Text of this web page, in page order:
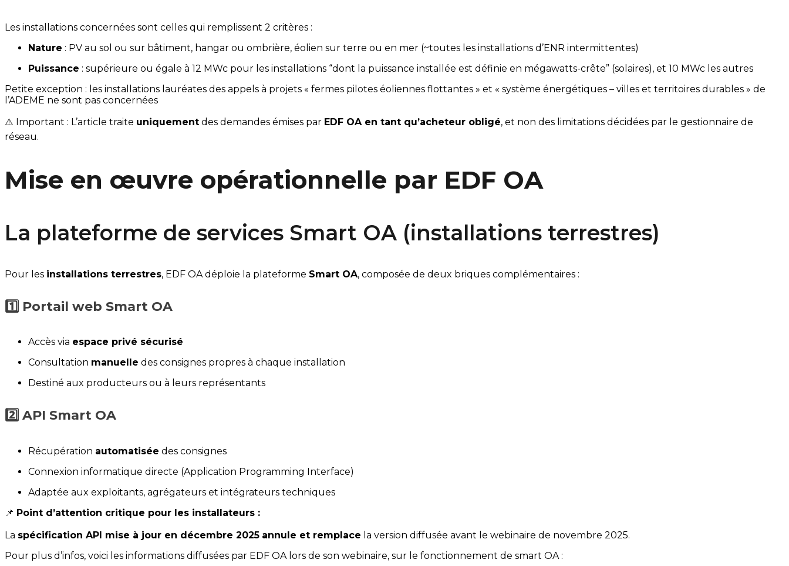
Les installations concernées sont celles qui remplissent 2 critères :
Nature : PV au sol ou sur bâtiment, hangar ou ombrière, éolien sur terre ou en mer (~toutes les installations d’ENR intermittentes)
Puissance : supérieure ou égale à 12 MWc pour les installations “dont la puissance installée est définie en mégawatts-crête” (solaires), et 10 MWc les autres
Petite exception : les installations lauréates des appels à projets « fermes pilotes éoliennes flottantes » et « système énergétiques – villes et territoires durables » de
l’ADEME ne sont pas concernées
⚠️ Important : L’article traite uniquement des demandes émises par EDF OA en tant qu’acheteur obligé, et non des limitations décidées par le gestionnaire de
réseau.
Mise en œuvre opérationnelle par EDF OA
La plateforme de services Smart OA (installations terrestres)
Pour les installations terrestres, EDF OA déploie la plateforme Smart OA, composée de deux briques complémentaires :
1️⃣ Portail web Smart OA
Accès via espace privé sécurisé
Consultation manuelle des consignes propres à chaque installation
Destiné aux producteurs ou à leurs représentants
2️⃣ API Smart OA
Récupération automatisée des consignes
Connexion informatique directe (Application Programming Interface)
Adaptée aux exploitants, agrégateurs et intégrateurs techniques
📌 Point d’attention critique pour les installateurs :
La spécification API mise à jour en décembre 2025 annule et remplace la version diffusée avant le webinaire de novembre 2025.
Pour plus d’infos, voici les informations diffusées par EDF OA lors de son webinaire, sur le fonctionnement de smart OA :